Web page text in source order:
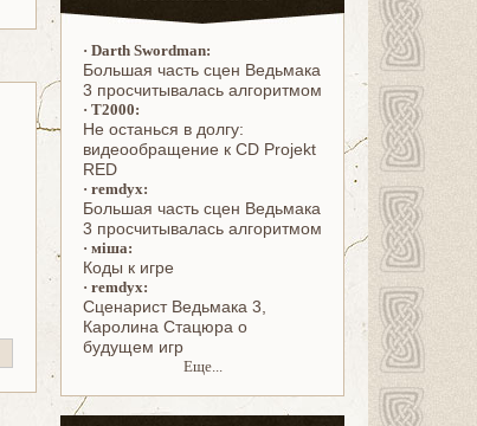
· Darth Swordman:
Большая часть сцен Ведьмака
3 просчитывалась алгоритмом
· T2000:
Не останься в долгу:
видеообращение к CD Projekt
RED
· remdyx:
Большая часть сцен Ведьмака
3 просчитывалась алгоритмом
· міша:
Коды к игре
· remdyx:
Cценарист Ведьмака 3,
Каролина Стацюра о
будущем игр
Еще...